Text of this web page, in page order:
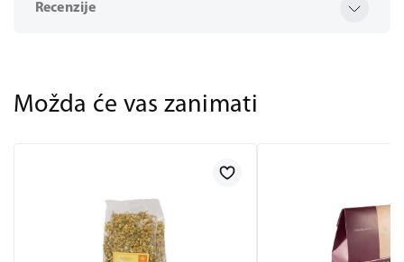
Recenzije
Možda će vas zanimati